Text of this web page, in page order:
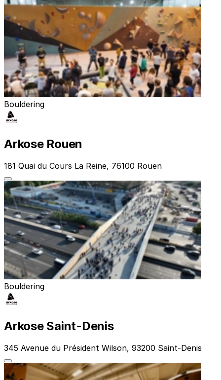
Bouldering
Arkose Rouen
181 Quai du Cours La Reine, 76100 Rouen
Bouldering
Arkose Saint-Denis
345 Avenue du Président Wilson, 93200 Saint-Denis